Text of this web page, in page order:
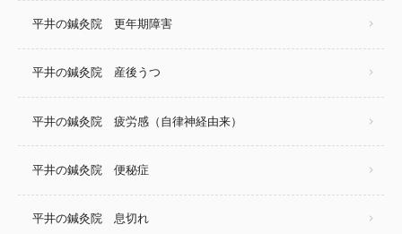
平井の鍼灸院 更年期障害
平井の鍼灸院 産後うつ
平井の鍼灸院 疲労感（自律神経由来）
平井の鍼灸院 便秘症
平井の鍼灸院 息切れ